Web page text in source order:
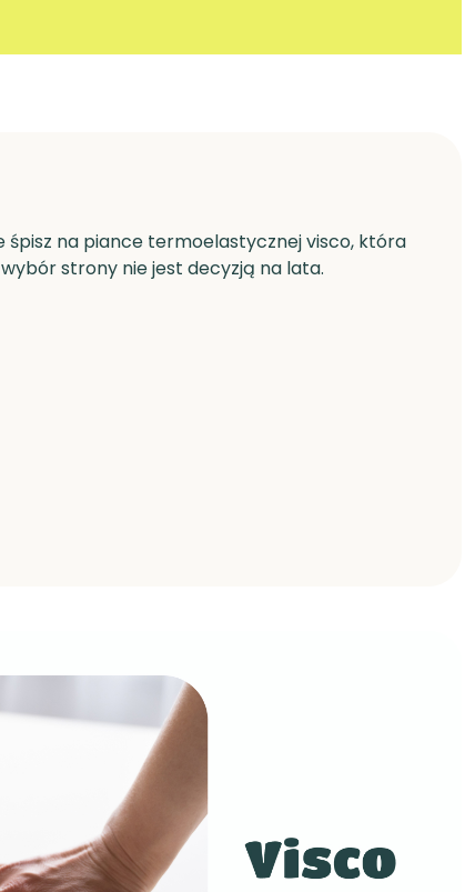
na piance termoelastycznej visco, która
strony nie jest decyzją na lata.